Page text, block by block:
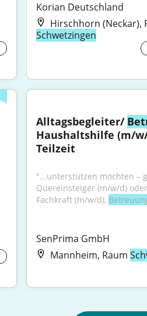
Korian Deutschland
Hirschhorn (Neckar),
Schwetzingen
Alltagsbegleiter/
Haushaltshilfe (m/
Teilzeit
"...unterstützen möchten –
Quereinsteiger (m/w/d)
Fachkraft (m/w/d),
SenPrima GmbH
Mannheim, Raum